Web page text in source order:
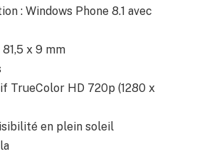
: Windows Phone 8.1 avec
81,5 x 9 mm
TrueColor HD 720p (1280 x
en plein soleil